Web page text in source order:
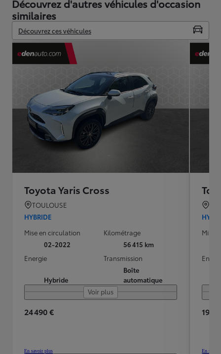
Découvrez d'autres véhicules d'occasion
similaires
Découvrez ces véhicules
Toyota Yaris Cross
TOULOUSE
HYBRIDE
Mise en circulation
02-2022
Kilométrage
56 415 km
Energie
Hybride
Transmission
Boîte
automatique
Voir plus
24 490 €
En savoir plus
Mise
19
En